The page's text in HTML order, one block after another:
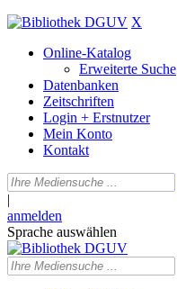
X
Online-Katalog
Erweiterte Suche
Datenbanken
Zeitschriften
Login + Erstnutzer
Mein Konto
Kontakt
|
anmelden
Sprache auswählen